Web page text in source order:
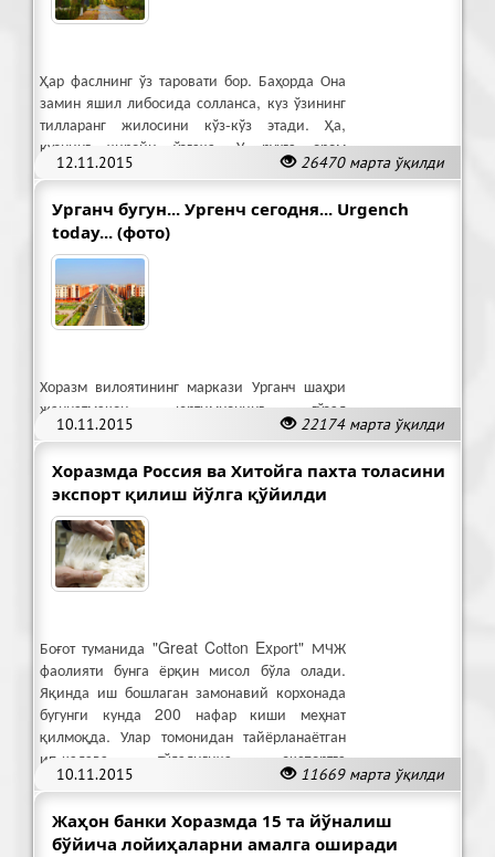
12.11.2015 26470 марта ўқилди
Ҳар фаслнинг ўз таровати бор. Баҳорда Она
замин яшил либосида солланса, куз ўзининг
тилларанг жилосини кўз-кўз этади. Ҳа,
кузнинг чиройи ўзгача. У руҳга ором
бағишлайди.
Урганч бугун... Ургенч сегодня... Urgench
today... (фото)
10.11.2015 22174 марта ўқилди
Хоразм вилоятининг маркази Урганч шаҳри
жаннатмакон юртимизнинг гўзал
масканларидан бири ҳисобланади.
Хоразмда Россия ва Хитойга пахта толасини
экспорт қилиш йўлга қўйилди
10.11.2015 11669 марта ўқилди
Боғот туманида "Great Cоttоn Exроrt" МЧЖ
фаолияти бунга ёрқин мисол бўла олади.
Яқинда иш бошлаган замонавий корхонада
бугунги кунда 200 нафар киши меҳнат
қилмоқда. Улар томонидан тайёрланаётган
ип-калава тўлалигича экспортга
йўналтириляпти.
Жаҳон банки Хоразмда 15 та йўналиш
бўйича лойиҳаларни амалга оширади